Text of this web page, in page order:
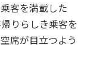
客を満載した
りらしき乗客を
席が目立つよう